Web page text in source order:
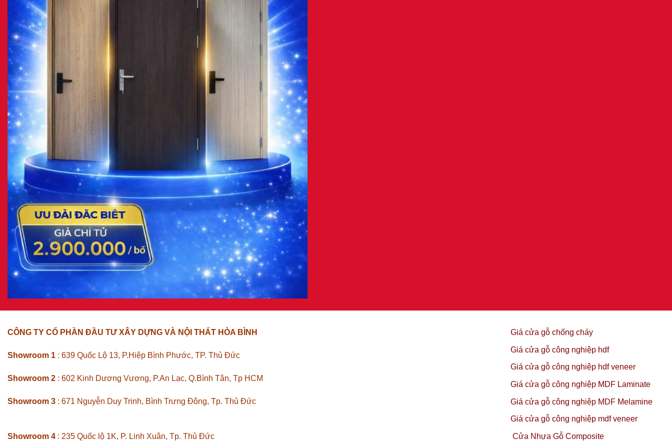
CÔNG TY CỔ PHẦN ĐẦU TƯ XÂY DỰNG VÀ NỘI THẤT HÒA BÌNH
Showroom 1 : 639 Quốc Lộ 13, P.Hiệp Bình Phước, TP. Thủ Đức
Showroom 2 : 602 Kinh Dương Vương, P.An Lạc, Q.Bình Tân, Tp HCM
Showroom 3 : 671 Nguyễn Duy Trinh, Bình Trưng Đông, Tp. Thủ Đức
Showroom 4 : 235 Quốc lộ 1K, P. Linh Xuân, Tp. Thủ Đức
Giá cửa gỗ chống cháy
Giá cửa gỗ công nghiệp hdf
Giá cửa gỗ công nghiệp hdf veneer
Giá cửa gỗ công nghiệp MDF Laminate
Giá cửa gỗ công nghiệp MDF Melamine
Giá cửa gỗ công nghiệp mdf veneer
Cửa Nhựa Gỗ Composite